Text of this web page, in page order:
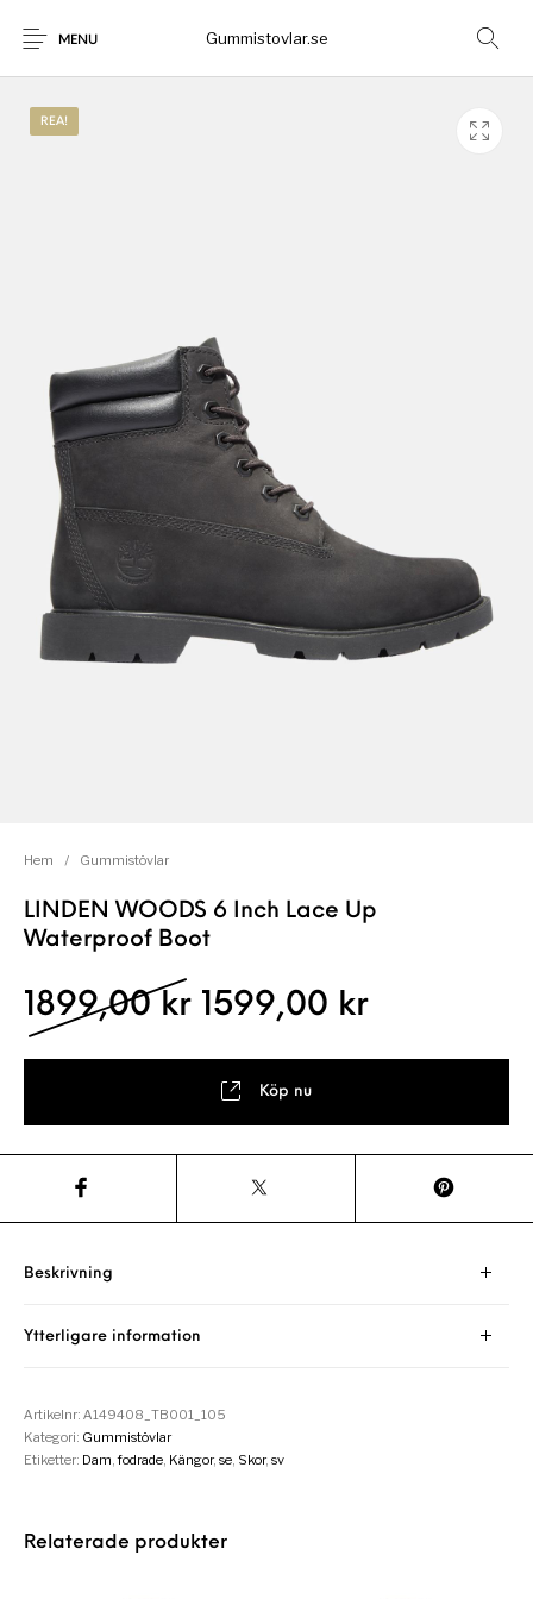
MENU Gummistovlar.se
REA!
Hem / Gummistövlar
LINDEN WOODS 6 Inch Lace Up
Waterproof Boot
1899,00 kr Det ursprungliga
1599,00 krDet
Köp nu
Beskrivning
Ytterligare information
Artikelnr:A149408_TB001_105
Kategori: Gummistövlar
Etiketter: Dam ,fodrade Kängor,se Skor,sv
Relaterade produkter